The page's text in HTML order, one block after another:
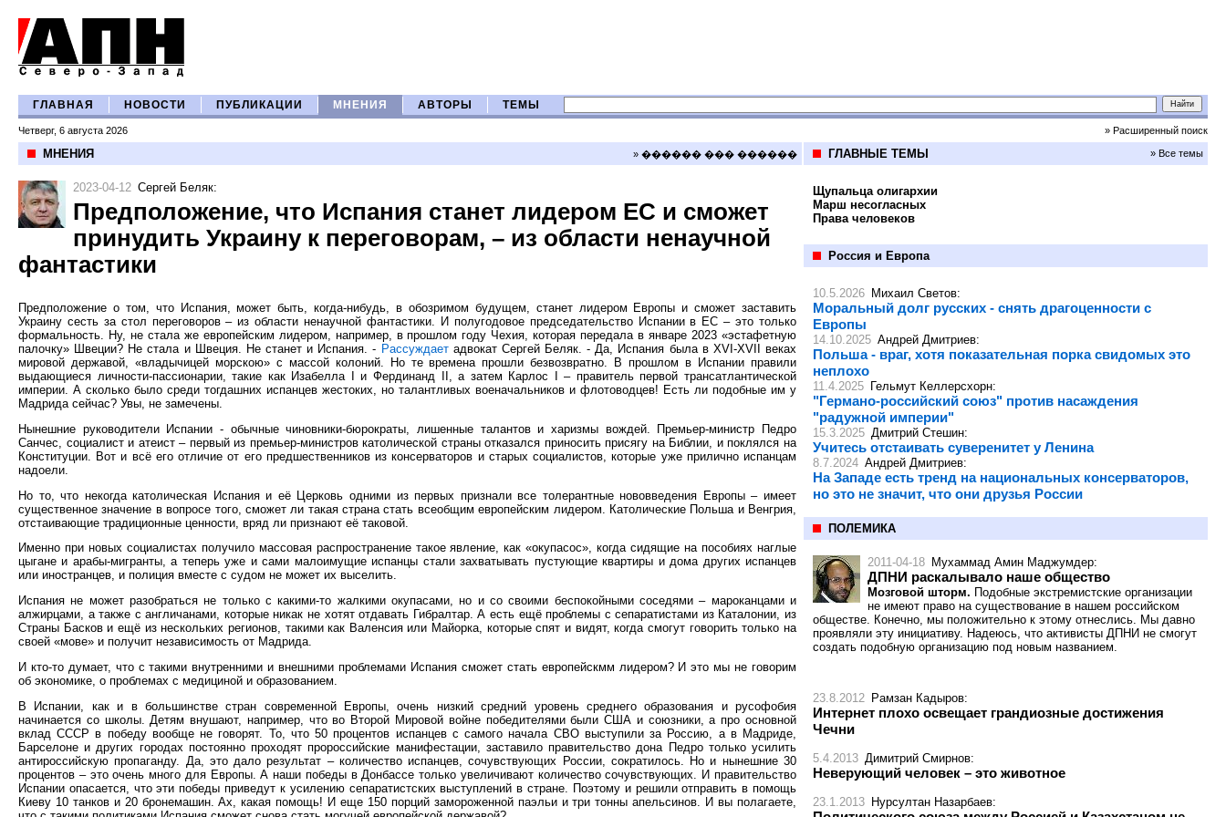
ГЛАВНАЯ НОВОСТИ ПУБЛИКАЦИИ МНЕНИЯ АВТОРЫ ТЕМЫ
Четверг, 6 августа 2026 » Расширенный поиск
МНЕНИЯ » ������ ��� ������
2023-04-12 Сергей Беляк:
Предположение, что Испания станет лидером ЕС и сможет
принудить Украину к переговорам, – из области ненаучной
фантастики
Предположение о том, что Испания, может быть, когда-нибудь, в обозримом будущем, станет лидером Европы и сможет заставить
Украину сесть за стол переговоров – из области ненаучной фантастики. И полугодовое председательство Испании в ЕС – это только
формальность. Ну, не стала же европейским лидером, например, в прошлом году Чехия, которая передала в январе 2023 «эстафетную
палочку» Швеции? Не стала и Швеция. Не станет и Испания. - Рассуждаетадвокат Сергей Беляк. - Да, Испания была в XVI-XVII веках
мировой державой, «владычицей морскою» с массой колоний. Но те времена прошли безвозвратно. В прошлом в Испании правили
выдающиеся личности-пассионарии, такие как Изабелла I и Фердинанд II, а затем Карлос I – правитель первой трансатлантической
империи. А сколько было среди тогдашних испанцев жестоких, но талантливых военачальников и флотоводцев! Есть ли подобные им у
Мадрида сейчас? Увы, не замечены.
Нынешние руководители Испании - обычные чиновники-бюрократы, лишенные талантов и харизмы вождей. Премьер-министр Педро
Санчес, социалист и атеист – первый из премьер-министров католической страны отказался приносить присягу на Библии, и поклялся на
Конституции. Вот и всё его отличие от его предшественников из консерваторов и старых социалистов, которые уже прилично испанцам
надоели.
Но то, что некогда католическая Испания и её Церковь одними из первых признали все толерантные нововведения Европы – имеет
существенное значение в вопросе того, сможет ли такая страна стать всеобщим европейским лидером. Католические Польша и Венгрия,
отстаивающие традиционные ценности, вряд ли признают её таковой.
Именно при новых социалистах получило массовая распространение такое явление, как «окупасос», когда сидящие на пособиях наглые
цыгане и арабы-мигранты, а теперь уже и сами малоимущие испанцы стали захватывать пустующие квартиры и дома других испанцев
или иностранцев, и полиция вместе с судом не может их выселить.
Испания не может разобраться не только с какими-то жалкими окупасами, но и со своими беспокойными соседями – мароканцами и
алжирцами, а также с англичанами, которые никак не хотят отдавать Гибралтар. А есть ещё проблемы с сепаратистами из Каталонии, из
Страны Басков и ещё из нескольких регионов, такими как Валенсия или Майорка, которые спят и видят, когда смогут говорить только на
своей «мове» и получит независимость от Мадрида.
И кто-то думает, что с такими внутренними и внешними проблемами Испания сможет стать европейскмм лидером? И это мы не говорим
об экономике, о проблемах с медициной и образованием.
В Испании, как и в большинстве стран современной Европы, очень низкий средний уровень среднего образования и русофобия
начинается со школы. Детям внушают, например, что во Второй Мировой войне победителями были США и союзники, а про основной
вклад СССР в победу вообще не говорят. То, что 50 процентов испанцев с самого начала СВО выступили за Россию, а в Мадриде,
Барселоне и других городах постоянно проходят пророссийские манифестации, заставило правительство дона Педро только усилить
антироссийскую пропаганду. Да, это дало результат – количество испанцев, сочувствующих России, сократилось. Но и нынешние 30
процентов – это очень много для Европы. А наши победы в Донбассе только увеличивают количество сочувствующих. И правительство
Испании опасается, что эти победы приведут к усилению сепаратистских выступлений в стране. Поэтому и решили отправить в помощь
Киеву 10 танков и 20 бронемашин. Ах, какая помощь! И еще 150 порций замороженной паэльи и три тонны апельсинов. И вы полагаете,
ГЛАВНЫЕ ТЕМЫ » Все темы
Щупальца олигархии
Марш несогласных
Права человеков
Россия и Европа
10.5.2026 Михаил Светов:
Моральный долг русских - снять драгоценности с
Европы
14.10.2025 Андрей Дмитриев:
Польша - враг, хотя показательная порка свидомых это
неплохо
11.4.2025 Гельмут Келлерсхорн:
"Германо-российский союз" против насаждения
"радужной империи"
15.3.2025 Дмитрий Стешин:
Учитесь отстаивать суверенитет у Ленина
8.7.2024 Андрей Дмитриев:
На Западе есть тренд на национальных консерваторов,
но это не значит, что они друзья России
ПОЛЕМИКА
2011-04-18 Мухаммад Амин Маджумдер:
ДПНИ раскалывало наше общество
Мозговой шторм. Подобные экстремистские организации
не имеют право на существование в нашем российском
обществе. Конечно, мы положительно к этому отнеслись. Мы давно
проявляли эту инициативу. Надеюсь, что активисты ДПНИ не смогут
создать подобную организацию под новым названием.
23.8.2012 Рамзан Кадыров:
Интернет плохо освещает грандиозные достижения
Чечни
5.4.2013 Димитрий Смирнов:
Неверующий человек – это животное
23.1.2013 Нурсултан Назарбаев: